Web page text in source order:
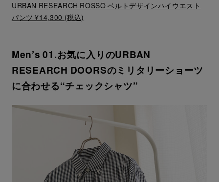
URBAN RESEARCH ROSSO ベルトデザインハイウエスト
パンツ ¥14,300 (税込)
Men’s 01.お気に入りのURBAN
RESEARCH DOORSのミリタリーショーツ
に合わせる“チェックシャツ”